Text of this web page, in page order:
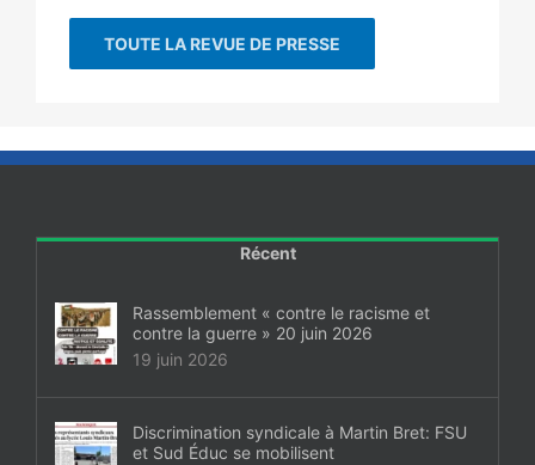
TOUTE LA REVUE DE PRESSE
Récent
Rassemblement « contre le racisme et
contre la guerre » 20 juin 2026
19 juin 2026
Discrimination syndicale à Martin Bret: FSU
et Sud Éduc se mobilisent